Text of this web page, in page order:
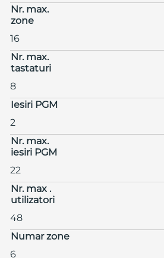
Nr. max.
zone
16
Nr. max.
tastaturi
8
Iesiri PGM
2
Nr. max.
iesiri PGM
22
Nr. max .
utilizatori
48
Numar zone
6